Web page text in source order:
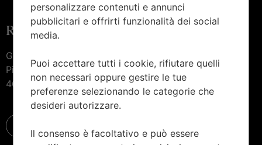
Raggiungici
Gioielleria Piccinini —
Piazza Marconi, 27
46100 Mantova
personalizzare contenuti e annunci
pubblicitari e offrirti funzionalità dei social
media.
Puoi accettare tutti i cookie, rifiutare quelli
non necessari oppure gestire le tue
preferenze selezionando le categorie che
desideri autorizzare.
Il consenso è facoltativo e può essere